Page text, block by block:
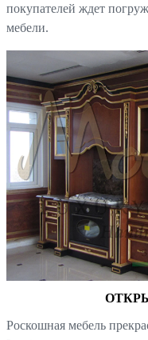
покупателей ждет
мебели.
Роскошная мебель